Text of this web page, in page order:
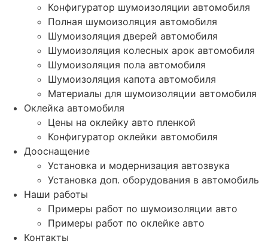
Конфигуратор шумоизоляции автомобиля
Полная шумоизоляция автомобиля
Шумоизоляция дверей автомобиля
Шумоизоляция колесных арок автомобиля
Шумоизоляция пола автомобиля
Шумоизоляция капота автомобиля
Материалы для шумоизоляции автомобиля
Оклейка автомобиля
Цены на оклейку авто пленкой
Конфигуратор оклейки автомобиля
Дооснащение
Установка и модернизация автозвука
Установка доп. оборудования в автомобиль
Наши работы
Примеры работ по шумоизоляции авто
Примеры работ по оклейке авто
Контакты